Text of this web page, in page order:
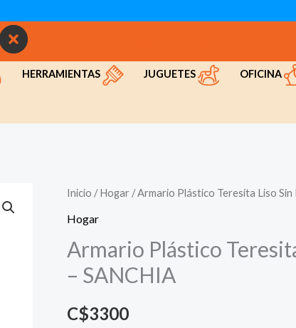
HERRAMIENTAS JUGUETES OFICINA
Inicio /Hogar / Armario Plástico Teresita Liso Sin
Hogar
Armario Plástico
– SANCHIA
C$3300